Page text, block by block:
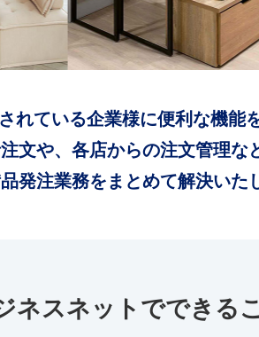
れている企業様に便利な機能
文や、各店からの注文管理な
発注業務をまとめて解決いた
ネスネットでできる